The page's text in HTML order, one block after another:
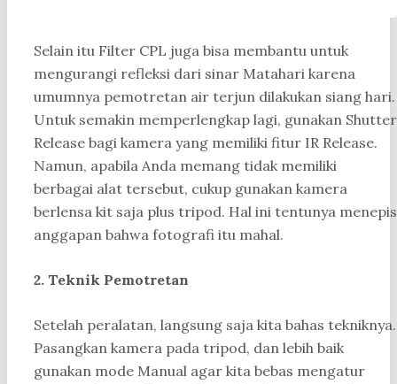
Selain itu Filter CPL juga bisa membantu untuk
mengurangi refleksi dari sinar Matahari karena
umumnya pemotretan air terjun dilakukan siang hari.
Untuk semakin memperlengkap lagi, gunakan Shutter
Release bagi kamera yang memiliki fitur IR Release.
Namun, apabila Anda memang tidak memiliki
berbagai alat tersebut, cukup gunakan kamera
berlensa kit saja plus tripod. Hal ini tentunya menepis
anggapan bahwa fotografi itu mahal.
2. Teknik Pemotretan
Setelah peralatan, langsung saja kita bahas tekniknya.
Pasangkan kamera pada tripod, dan lebih baik
gunakan mode Manual agar kita bebas mengatur